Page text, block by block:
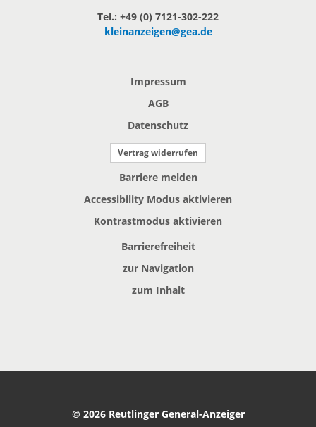
Tel.: +49 (0) 7121-302-222
kleinanzeigen@gea.de
Impressum
AGB
Datenschutz
Vertrag widerrufen
Barriere melden
Accessibility Modus aktivieren
Kontrastmodus aktivieren
Barrierefreiheit
zur Navigation
zum Inhalt
© 2026 Reutlinger General-Anzeiger